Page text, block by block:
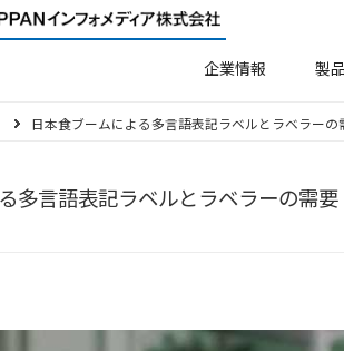
企業情報
ご挨拶
沿革
製
製品検索
ラベラー
人権方針
品質方針
日本食ブームによる多言語表記ラベルとラベラーの
多言語表記ラベルとラベラーの需要